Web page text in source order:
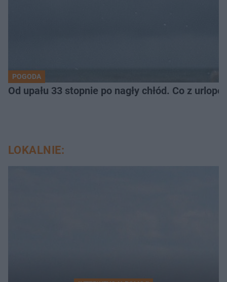
POGODA
Od upału 33 stopnie po nagły chłód. Co z
LOKALNIE: